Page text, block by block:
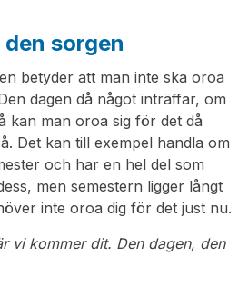
sorgen
betyder att man inte ska oroa
dagen då något inträffar, om
kan man oroa sig för det då
Det kan till exempel handla om
och har en hel del som
men semestern ligger långt
inte oroa dig för det just nu.
vi kommer dit. Den dagen, den